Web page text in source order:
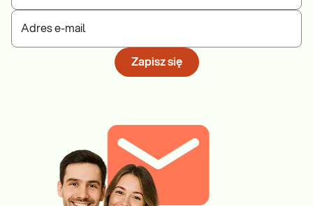
Adres e-mail
Zapisz się